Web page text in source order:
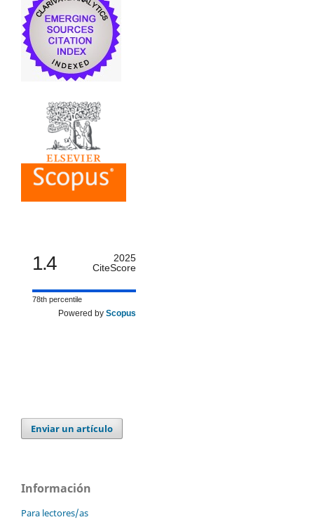
1.4
2025
CiteScore
78th percentile
Powered by Scopus
Enviar un artículo
Información
Para lectores/as